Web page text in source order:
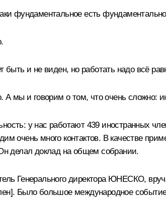
фундаментальное есть
быть и не виден, но работать надо всё
А мы и говорим о том, что очень сложно:
у нас работают 439 иностранных
очень много контактов. В качестве
делал доклад на общем собрании.
Генерального директора ЮНЕСКО,
Было большое международное